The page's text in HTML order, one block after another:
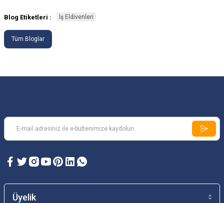
Blog Etiketleri : İş Eldivenleri
Tüm Bloglar
Üyelik